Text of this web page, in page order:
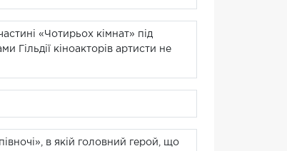
«Чотирьох кімнат» під
Гільдії кіноакторів артисти не
в якій головний герой, що